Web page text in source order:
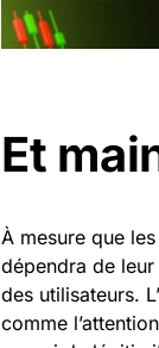
Et
À mesure que
dépendra de
des utilisateurs.
comme